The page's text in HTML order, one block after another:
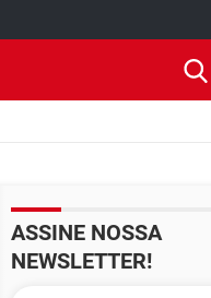
ASSINE NOSSA
NEWSLETTER!